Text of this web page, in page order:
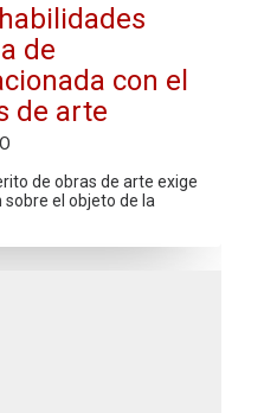
de
con el
de arte
de obras de arte exige
el objeto de la